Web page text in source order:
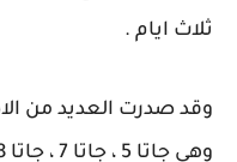
ثلاث ايام .
وقد صدرت العديد من